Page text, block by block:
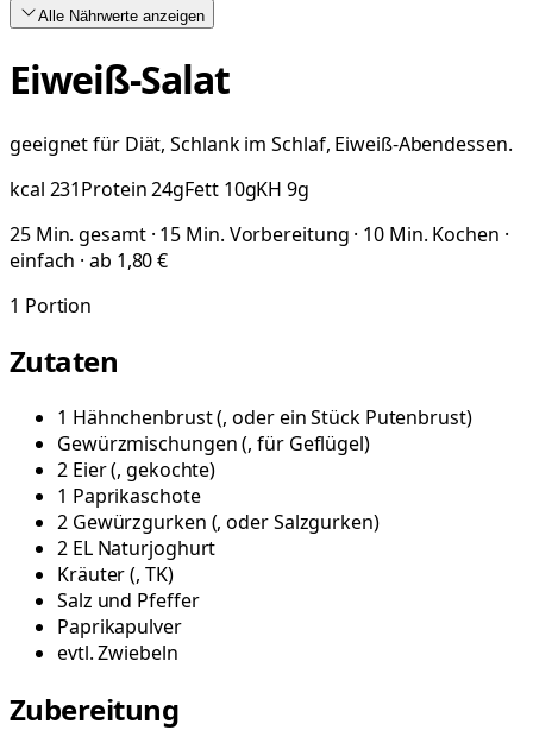
Alle Nährwerte anzeigen
Eiweiß-Salat
geeignet für Diät, Schlank im Schlaf, Eiweiß-Abendessen.
kcal 231Protein 24gFett 10gKH 9g
25 Min. gesamt · 15 Min. Vorbereitung · 10 Min. Kochen ·
einfach · ab 1,80 €
1 Portion
Zutaten
1 Hähnchenbrust(, oder ein Stück Putenbrust)
Gewürzmischungen(, für Geflügel)
2 Eier(, gekochte)
1 Paprikaschote
2 Gewürzgurken (, oder Salzgurken)
2 EL Naturjoghurt
Kräuter(, TK)
Salz und Pfeffer
Paprikapulver
evtl.Zwiebeln
Zubereitung